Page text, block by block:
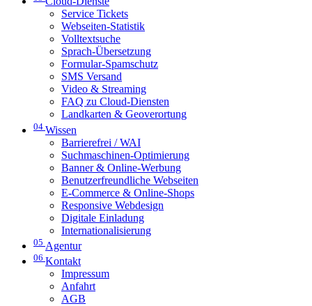
Service Tickets
Webseiten-Statistik
Volltextsuche
Sprach-Übersetzung
Formular-Spamschutz
SMS Versand
Video & Streaming
FAQ zu Cloud-Diensten
Landkarten & Geoverortung
04 Wissen
Barrierefrei / WAI
Suchmaschinen-Optimierung
Banner & Online-Werbung
Benutzerfreundliche Webseiten
E-Commerce & Online-Shops
Responsive Webdesign
Digitale Einladung
Internationalisierung
05 Agentur
06 Kontakt
Impressum
Anfahrt
AGB